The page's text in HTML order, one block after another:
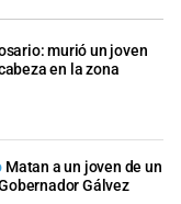
murió un joven
en la zona
Matan a un joven de un
Gálvez